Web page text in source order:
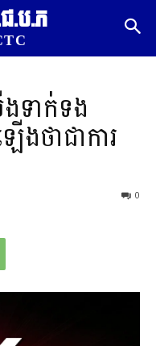
.ប.ភ
ទាក់ទង
ថាជាការ
0